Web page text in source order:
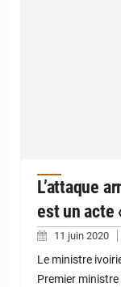
L’attaque
est un acte
11 juin 2020
Le ministre
Premier